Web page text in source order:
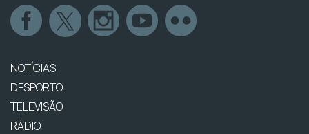
NOTÍCIAS
DESPORTO
TELEVISÃO
RÁDIO